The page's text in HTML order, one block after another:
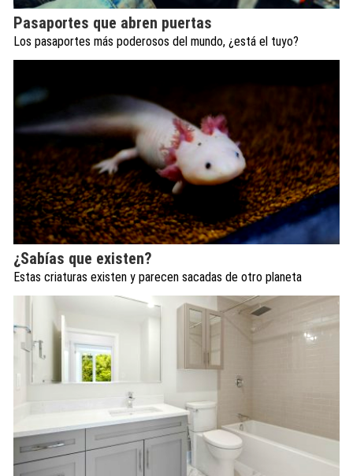
Pasaportes que abren puertas
Los pasaportes más poderosos del mundo, ¿está el tuyo?
¿Sabías que existen?
Estas criaturas existen y parecen sacadas de otro planeta